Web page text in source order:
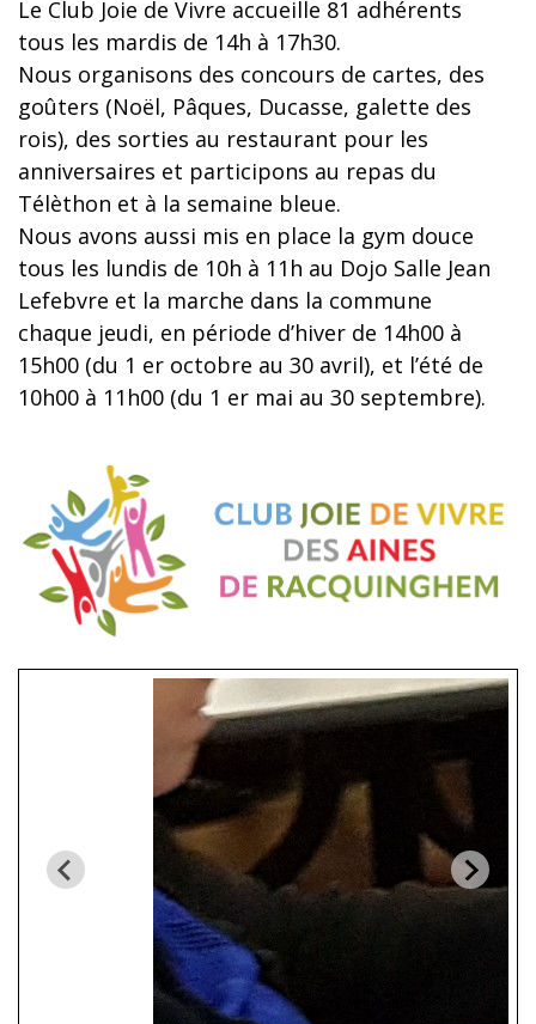
Le Club Joie de Vivre accueille 81 adhérents
tous les mardis de 14h à 17h30.
Nous organisons des concours de cartes, des
goûters (Noël, Pâques, Ducasse, galette des
rois), des sorties au restaurant pour les
anniversaires et participons au repas du
Télèthon et à la semaine bleue.
Nous avons aussi mis en place la gym douce
tous les lundis de 10h à 11h au Dojo Salle Jean
Lefebvre et la marche dans la commune
chaque jeudi, en période d’hiver de 14h00 à
15h00 (du 1 er octobre au 30 avril), et l’été de
10h00 à 11h00 (du 1 er mai au 30 septembre).